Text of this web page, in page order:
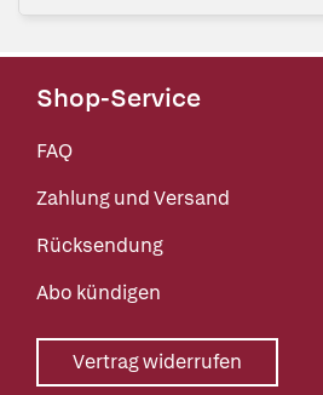
Shop-Service
FAQ
Zahlung und Versand
Rücksendung
Abo kündigen
Vertrag widerrufen